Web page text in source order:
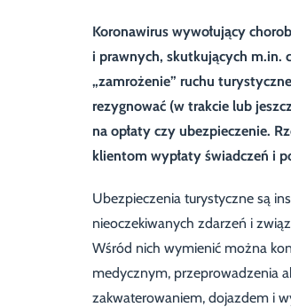
Koronawirus wywołujący
i prawnych, skutkujących m.in.
„zamrożenie” ruchu
rezygnować (w trakcie lub
na opłaty czy ubezpieczenie.
klientom wypłaty świadczeń i
Ubezpieczenia turystyczne są
nieoczekiwanych zdarzeń i
Wśród nich wymienić można
medycznym, przeprowadzenia
zakwaterowaniem, dojazdem i